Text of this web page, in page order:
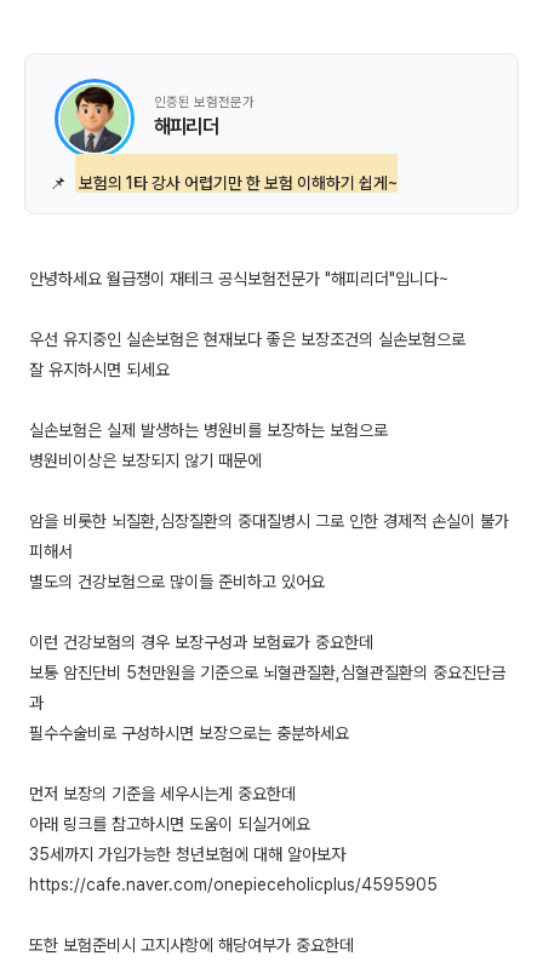
인증된 보험전문가
해피리더
📌 보험의 1타 강사 어렵기만 한 보험 이해하기 쉽게~
안녕하세요 월급쟁이 재테크 공식보험전문가 "해피리더"입니다~
우선 유지중인 실손보험은 현재보다 좋은 보장조건의 실손보험으로
잘 유지하시면 되세요
실손보험은 실제 발생하는 병원비를 보장하는 보험으로
병원비이상은 보장되지 않기 때문에
암을 비롯한 뇌질환,심장질환의 중대질병시 그로 인한 경제적 손실이 불가
피해서
별도의 건강보험으로 많이들 준비하고 있어요
이런 건강보험의 경우 보장구성과 보험료가 중요한데
보통 암진단비 5천만원을 기준으로 뇌혈관질환,심혈관질환의 중요진단금
과
필수수술비로 구성하시면 보장으로는 충분하세요
먼저 보장의 기준을 세우시는게 중요한데
아래 링크를 참고하시면 도움이 되실거에요
35세까지 가입가능한 청년보험에 대해 알아보자
https://cafe.naver.com/onepieceholicplus/4595905
또한 보험준비시 고지사항에 해당여부가 중요한데